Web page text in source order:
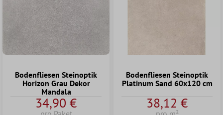
Bodenfliesen Steinoptik
Horizon Grau Dekor
Mandala
34,90 €
Bodenfliesen Steinoptik
Platinum Sand 60x120 cm
38,12 €